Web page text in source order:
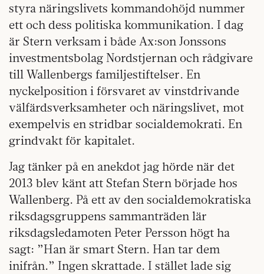
styra näringslivets kommandohöjd nummer
ett och dess politiska kommunikation. I dag
är Stern verksam i både Ax:son Jonssons
investmentsbolag Nordstjernan och rådgivare
till Wallenbergs familjestiftelser. En
nyckelposition i försvaret av vinstdrivande
välfärdsverksamheter och näringslivet, mot
exempelvis en stridbar socialdemokrati. En
grindvakt för kapitalet.
Jag tänker på en anekdot jag hörde när det
2013 blev känt att Stefan Stern började hos
Wallenberg. På ett av den socialdemokratiska
riksdagsgruppens sammanträden lär
riksdagsledamoten Peter Persson högt ha
sagt: ”Han är smart Stern. Han tar dem
inifrån.” Ingen skrattade. I stället lade sig